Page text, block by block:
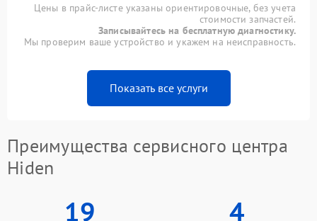
Цены в прайс-листе указаны ориентировочные, без учета
стоимости запчастей.
Записывайтесь на бесплатную диагностику.
Мы проверим ваше устройство и укажем на неисправность.
Показать все услуги
Преимущества сервисного центра
Hiden
19 4